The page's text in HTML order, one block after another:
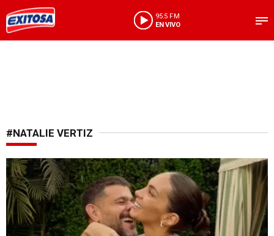
95.5 FM
EN VIVO
#NATALIE VERTIZ
Confesión inesperada